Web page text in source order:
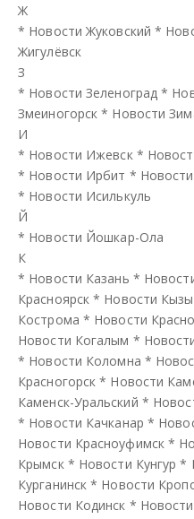
Ж
* Новости Жуковский *
Жигулёвск
З
* Новости Зеленоград *
Змеиногорск * Новости
И
* Новости Ижевск *
* Новости Ирбит *
* Новости Исилькуль
Й
* Новости Йошкар-Ола
К
* Новости Казань *
Красноярск * Новости
Кострома * Новости
Новости Когалым *
* Новости Коломна *
Красногорск * Новости
Каменск-Уральский *
* Новости Качканар *
Новости Красноуфимск *
Крымск * Новости Кунгур *
Курганинск * Новости
Новости Кодинск *